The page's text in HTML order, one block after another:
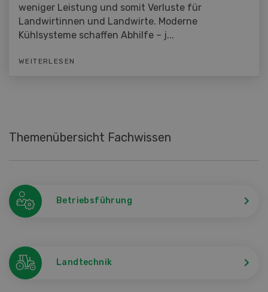
weniger Leistung und somit Verluste für
Landwirtinnen und Landwirte. Moderne
Kühlsysteme schaffen Abhilfe – j...
WEITERLESEN
Themenübersicht Fachwissen
Betriebsführung
Landtechnik